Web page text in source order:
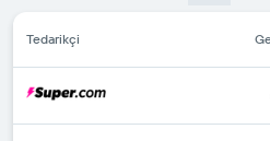
Tedarikçi